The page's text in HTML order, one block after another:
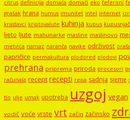
citrus definicija domaća domaći eko feferoni
grašak hrana humus imunitet intel internet
krastavci kriptovalute kuhinja kupus
ljeto ljute mahunarke masline maslinovo
metvica namaz naranča navike održivost
papričice permakultura plodored plodovi
prehrana priprema priroda procesori
računala recept recepti repa sadnja sjeme
tlo ulje umak upotreba uzgoj vegan
vodič voće vrste vrt začin začinsko